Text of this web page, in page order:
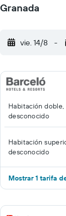
gimnasio y piscina
posible que se
Granada
vie. 14/8 -
Habitación
desconocido
Habitación
desconocido
Mostrar 1 tarifa